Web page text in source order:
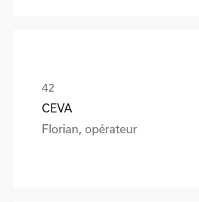
CEVA
Florian, opérateur